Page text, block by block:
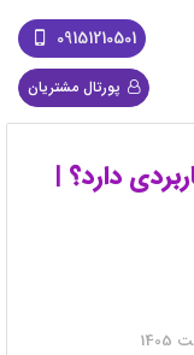
09151210501
پورتال مشتریان
دارد؟ |